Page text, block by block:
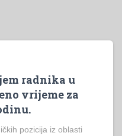
radnika u
vrijeme za
pozicija iz oblasti